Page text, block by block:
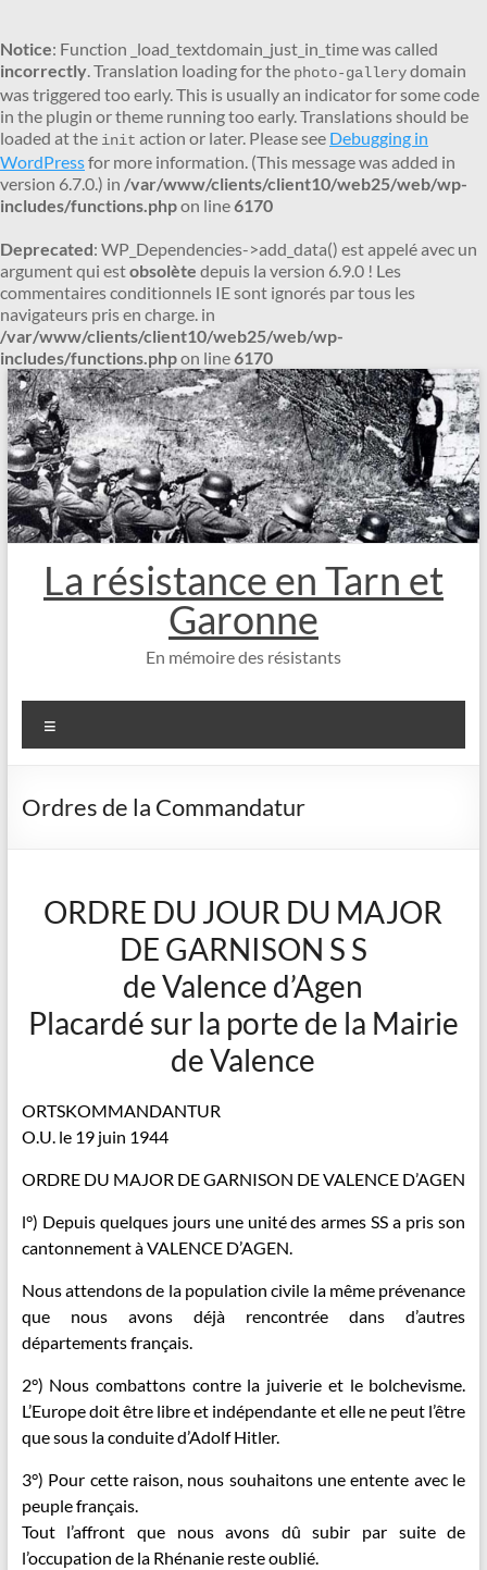
Notice: Function _load_textdomain_just_in_time was called
incorrectly. Translation loading for the photo-gallerydomain
was triggered too early. This is usually an indicator for some code
in the plugin or theme running too early. Translations should be
loaded at the init action or later. Please see Debugging in
WordPressfor more information. (This message was added in
version 6.7.0.) in /var/www/clients/client10/web25/web/wp-
includes/functions.phpon line6170
Deprecated: WP_Dependencies->add_data() est appelé avec un
argument qui estobsolète depuis la version 6.9.0 ! Les
commentaires conditionnels IE sont ignorés par tous les
navigateurs pris en charge. in
/var/www/clients/client10/web25/web/wp-
includes/functions.phpon line6170
Aller
au
contenu
La résistance en Tarn et
Garonne
En mémoire des résistants
Ordres de la Commandatur
ORDRE DU JOUR DU MAJOR
DE GARNISON S S
de Valence d’Agen
Placardé sur la porte de la Mairie
de Valence
ORTSKOMMANDANTUR
O.U. le 19 juin 1944
ORDRE DU MAJOR DE GARNISON DE VALENCE D’AGEN
l°) Depuis quelques jours une unité des armes SS a pris son
cantonnement à VALENCE D’AGEN.
Nous attendons de la population civile la même prévenance
que nous avons déjà rencontrée dans d’autres
départements français.
2°) Nous combattons contre la juiverie et le bolchevisme.
L’Europe doit être libre et indépendante et elle ne peut l’être
que sous la conduite d’Adolf Hitler.
3°) Pour cette raison, nous souhaitons une entente avec le
peuple français.
Tout l’affront que nous avons dû subir par suite de
l’occupation de la Rhénanie reste oublié.